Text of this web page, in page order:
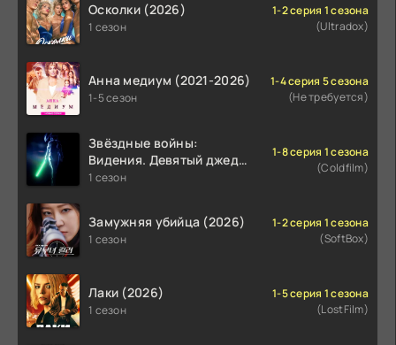
Осколки (2026)
1 сезон
1-2 серия 1 сезона
(Ultradox)
Анна медиум (2021-2026)
1-5 сезон
1-4 серия 5 сезона
(Не требуется)
Звёздные войны:
Видения. Девятый джедай
(2026)
1 сезон
1-8 серия 1 сезона
(Coldfilm)
Замужняя убийца (2026)
1 сезон
1-2 серия 1 сезона
(SoftBox)
Лаки (2026)
1 сезон
1-5 серия 1 сезона
(LostFilm)